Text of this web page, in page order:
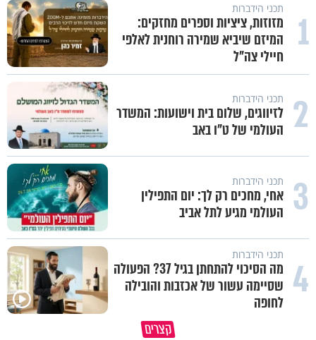
1 תכני הידברות
מזוזות, ציציות וספרים מחזקים:
המיזם שיביא שמירה רוחנית לאלפי
חיילי צה"ל
2 תכני הידברות
לזיווגים, שלום בית וישועות: המשדר
העולמי של ט"ו באב
3 תכני הידברות
אחי, מחכים רק לך: יום התפילין
העולמי מגיע לתל אביב
4 תכני הידברות
מה הסיכוי להתחתן בגיל 37? הפעולה
שסיימה עשור של אכזבות והובילה
לחופה
קצרים
מתחילים לעבוד לקראת ראש השנה
הרגעים הקשים ביותר בחיים